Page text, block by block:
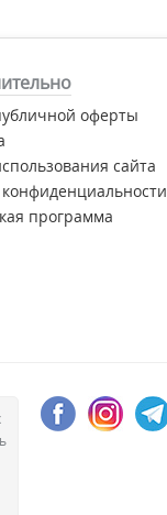
оферты
сайта
программа